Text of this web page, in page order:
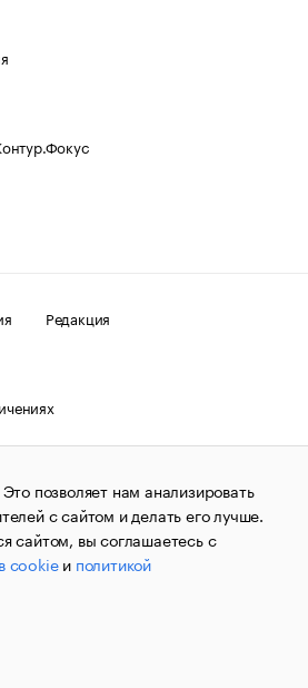
Редакция
О соблюдении авторских прав
1995–2026.Сообщения
агентства «РБК»
службой по надзору в сфере
технологий и массовых
09.12.2015 за номером ИА
пометкой «РБК». Отдельные
информацию,
пользователей
позволяет нам анализировать
с сайтом и делать его лучше.
сайтом, вы соглашаетесь с
cookieи политикой